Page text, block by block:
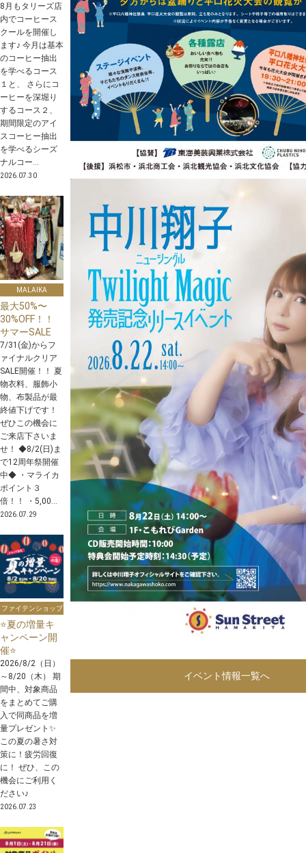
8月もタリーズ店
内でコーヒース
クールを開催し
ます♪ 今月は基本
のコーヒー抽出
を学べるコース
１と、 さらにコ
ーヒーを深堀り
するコース２、
期間限定のアイ
スコーヒー抽出
を学べるシーズ
ナルコー...
2026.07.30
MALAIKA
最大50%〜
30%OFF！！
サマーSALE
7/31(金)からフ
ァイナルクリア
SALE開催！！ 夏
物衣料、服飾小
物、布製品が最
終値下げです！
ぜひこの機会に
ご来店下さいま
せ！ ◆8/2(日)ま
で12周年祭開催
中◆ ・マライカ
ポイント３
倍！！ ・5,00...
2026.07.29
ファイテンショップ
⭐️夏の増量キ
ャンペーン開
催⭐️
2026/8/2（日）
～8/20（木） 期
間中、対象商品
をまとめてご購
入で同商品を増
量プレゼント✨
この夏の暑さ対
策に！疲労回復
に！ ぜひ、この
機会にご利用く
ださい♪
2026.07.23
イベント情報一覧へ